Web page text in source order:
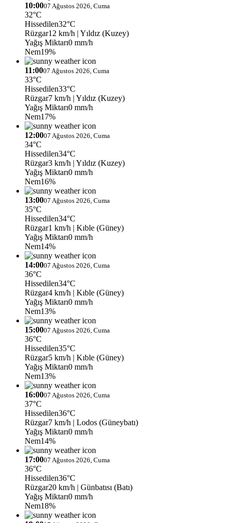
10:0007 Ağustos 2026, Cuma
32°C
Hissedilen32°C
Rüzgar12 km/h | Yıldız (Kuzey)
Yağış Miktarı0 mm/h
Nem19%
11:0007 Ağustos 2026, Cuma
33°C
Hissedilen33°C
Rüzgar7 km/h | Yıldız (Kuzey)
Yağış Miktarı0 mm/h
Nem17%
12:0007 Ağustos 2026, Cuma
34°C
Hissedilen34°C
Rüzgar3 km/h | Yıldız (Kuzey)
Yağış Miktarı0 mm/h
Nem16%
13:0007 Ağustos 2026, Cuma
35°C
Hissedilen34°C
Rüzgar1 km/h | Kıble (Güney)
Yağış Miktarı0 mm/h
Nem14%
14:0007 Ağustos 2026, Cuma
36°C
Hissedilen34°C
Rüzgar4 km/h | Kıble (Güney)
Yağış Miktarı0 mm/h
Nem13%
15:0007 Ağustos 2026, Cuma
36°C
Hissedilen35°C
Rüzgar5 km/h | Kıble (Güney)
Yağış Miktarı0 mm/h
Nem13%
16:0007 Ağustos 2026, Cuma
37°C
Hissedilen36°C
Rüzgar7 km/h | Lodos (Güneybatı)
Yağış Miktarı0 mm/h
Nem14%
17:0007 Ağustos 2026, Cuma
36°C
Hissedilen36°C
Rüzgar20 km/h | Günbatısı (Batı)
Yağış Miktarı0 mm/h
Nem18%